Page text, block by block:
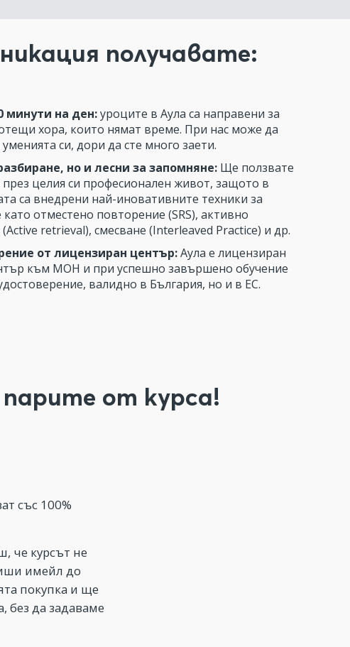
получавате:
минути на ден:уроците в Аула са направени за
хора, които нямат време. При нас може да
си, дори да сте много заети.
но и лесни за запомняне: Ще ползвате
през целия си професионален живот, защото в
са внедрени най-иновативните техники за
отместено повторение (SRS), активно
retrieval), смесване (Interleaved Practice) и др.
от лицензиран център:Аула е лицензиран
към МОН и при успешно завършено обучение
валидно в България, но и в ЕС.
от курса!
със 100%
че курсът не
имейл до
покупка и ще
без да задаваме